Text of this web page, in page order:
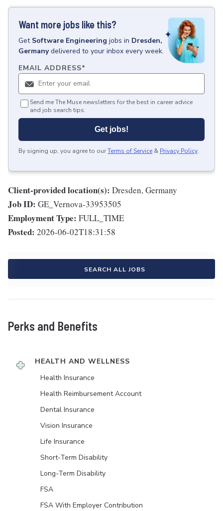
Want more jobs like this?
Get Software Engineering jobs in Dresden,
Germany delivered to your inbox every week.
EMAIL ADDRESS*
Send me The Muse newsletters for the best in career advice
and job search tips.
Get jobs!
By signing up, you agree to ourTerms of Service & Privacy Policy.
Client-provided location(s): Dresden, Germany
Job ID: GE_Vernova-33953505
Employment Type: FULL_TIME
Posted: 2026-06-02T18:31:58
SEARCH ALL JOBS
Perks and Benefits
HEALTH AND WELLNESS
Health Insurance
Health Reimbursement Account
Dental Insurance
Vision Insurance
Life Insurance
Short-Term Disability
Long-Term Disability
FSA
FSA With Employer Contribution